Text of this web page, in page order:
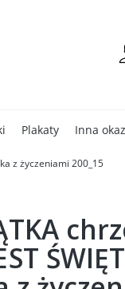
Plakaty Inna
z życzeniami 200_15